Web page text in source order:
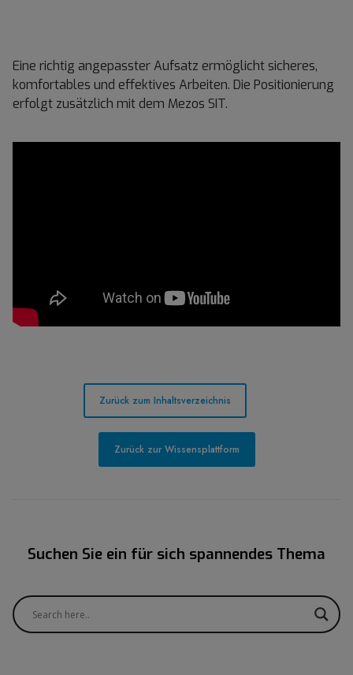
Eine richtig angepasster Aufsatz ermöglicht sicheres,
komfortables und effektives Arbeiten. Die Positionierung
erfolgt zusätzlich mit dem Mezos SIT.
Zurück zum Inhaltsverzeichnis
Zurück zur Wissensplattform
Suchen Sie ein für sich spannendes Thema